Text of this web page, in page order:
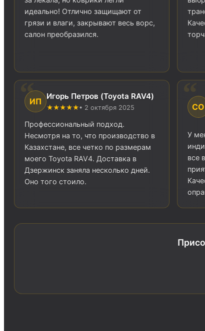
идеально! Отлично защищают от
грязи и влаги, закрывают весь ворс,
салон преобразился.
ИП
Игорь Петров (Toyota RAV4)
★★★★★• 2 октября 2025
Профессиональный подход.
Несмотря на то, что производство в
Казахстане, все четко по размерам
моего Toyota RAV4. Доставка в
Дзержинск заняла несколько дней.
Оно того стоило.
СО
У
все